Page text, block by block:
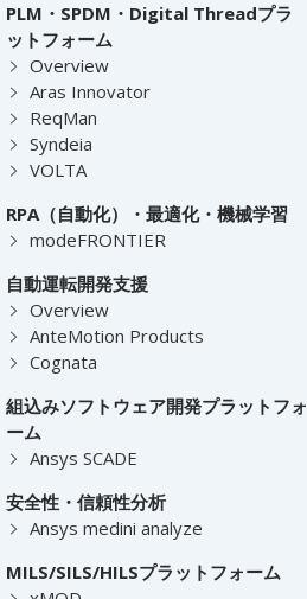
PLM・SPDM・Digital Threadプラ
ットフォーム
Overview
Aras Innovator
ReqMan
Syndeia
VOLTA
RPA（自動化）・最適化・機械学習
modeFRONTIER
自動運転開発支援
Overview
AnteMotion Products
Cognata
組込みソフトウェア開発プラットフォ
ーム
Ansys SCADE
安全性・信頼性分析
Ansys medini analyze
MILS/SILS/HILSプラットフォーム